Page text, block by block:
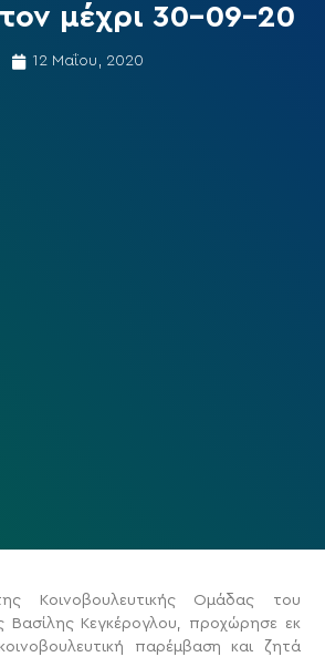
μέχρι 30-09-20
12 Μαΐου, 2020
Κοινοβουλευτικής Ομάδας του
Βασίλης Κεγκέρογλου, προχώρησε εκ
παρέμβαση και ζητά